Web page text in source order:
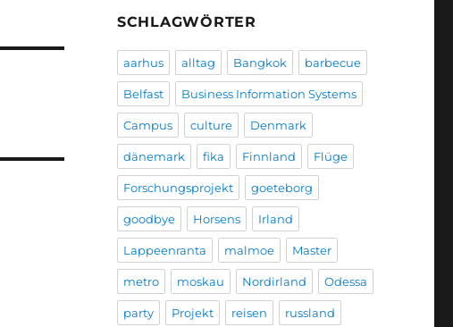
SCHLAGWÖRTER
aarhus alltag Bangkok barbecue
Belfast Business Information Systems
Campus culture Denmark
dänemark fika Finnland Flüge
Forschungsprojekt goeteborg
goodbye Horsens Irland
Lappeenranta malmoe Master
metro moskau Nordirland Odessa
party Projekt reisen russland